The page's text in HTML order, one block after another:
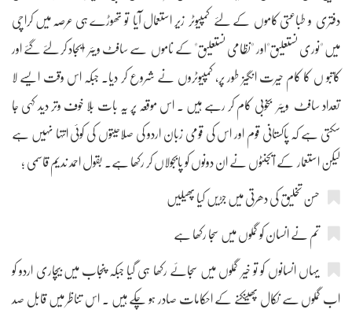
دفتری و طباعتی کاموں کے لئے کمپیوٹر زیر استعمال آیا تو تھوڑے ہی عرصہ میں کراچی
میں "نوری نستعلیق"اور "نظامی نستعلیق" کے ناموں سے سافٹ ویئر ایجاد کر لئے گئے اور
کاتبو ں کا کام حیرت انگیز طور پر، کمپیوٹروں نے شروع کر دیا۔ جبکہ اس وقت ایسے لا
تعداد سافٹ ویئر بخوبی کام کر رہے ہیں ۔ اس موقعہ پر یہ بات بلا خوف وتر دید کہی جا
سکتی ہے کہ پاکستانی قوم اور اس کی قومی زبان اردو کی صلاحیتوں کی کوئی انتہا نہیں ہے
لیکن استعمار کے ایجنٹوں نے ان دونوں کو پابجولاں کر رکھا ہے۔ بقول احمد ندیم قاسمی ؛
حسن تخلیق کی دھرتی میں جڑیں کیا پھیلیں
تم نے انسان کو گملوں میں سجا رکھا ہے
یہاں انسانوں کو تو خیر گملوں میں سجائے رکھا ہی گیا جبکہ پنجاب میں بیچاری اردو کو
اب گملوں سے نکال پھینکنے کے احکامات صادر ہو چکے ہیں ۔ اس تناظر میں قابل صد